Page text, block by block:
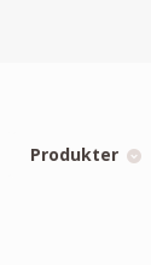
Produkter